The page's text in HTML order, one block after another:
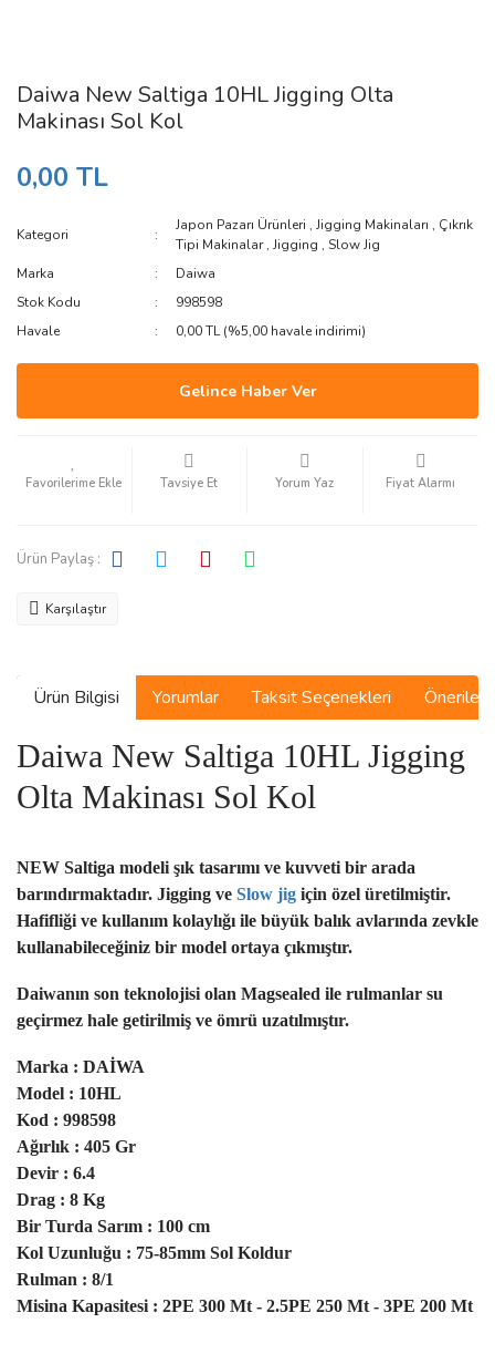
Daiwa New Saltiga 10HL Jigging Olta
Makinası Sol Kol
0,00 TL
Kategori
Japon Pazarı Ürünleri ,Jigging Makinaları , Çıkrık
Tipi Makinalar,Jigging ,Slow Jig
Marka
Daiwa
Stok Kodu
998598
Havale
0,00 TL (%5,00 havale indirimi)
Gelince Haber Ver
Tavsiye Et Yorum Yaz Fiyat Alarmı
Ürün Paylaş :
Karşılaştır
Ürün Bilgisi Yorumlar Taksit Seçenekleri
Daiwa New Saltiga 10HL Jigging
Olta Makinası Sol Kol
NEW Saltiga modeli şık tasarımı ve kuvveti bir arada
barındırmaktadır. Jigging ve Slow jig için özel üretilmiştir.
Hafifliği ve kullanım kolaylığı ile büyük balık avlarında zevkle
kullanabileceğiniz bir model ortaya çıkmıştır.
Daiwanın son teknolojisi olan Magsealed ile rulmanlar su
geçirmez hale getirilmiş ve ömrü uzatılmıştır.
Marka : DAİWA
Model : 10HL
Kod : 998598
Ağırlık : 405 Gr
Devir : 6.4
Drag : 8 Kg
Bir Turda Sarım : 100 cm
Kol Uzunluğu : 75-85mm Sol Koldur
Rulman : 8/1
Misina Kapasitesi : 2PE 300 Mt - 2.5PE 250 Mt - 3PE 200 Mt